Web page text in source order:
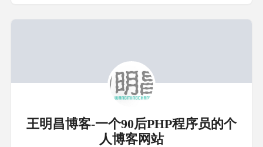
王明昌博客-一个90后PHP程序员的个
人博客网站